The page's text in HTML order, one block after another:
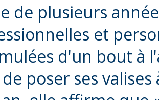
de plusieurs
et
d'un bout à
poser ses